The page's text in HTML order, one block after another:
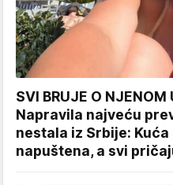
SVI BRUJE O
Napravila najveću
nestala iz Srbije:
napuštena, a svi